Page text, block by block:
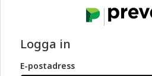
Logga in
E-postadress